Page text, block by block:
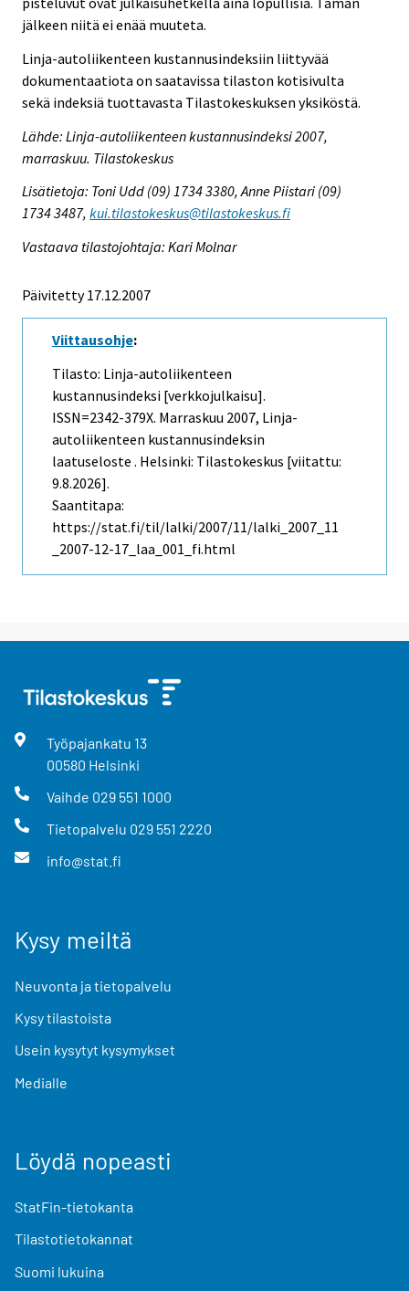
jälkeen niitä ei enää muuteta.
Linja-autoliikenteen kustannusindeksiin liittyvää
dokumentaatiota on saatavissa tilaston kotisivulta
sekä indeksiä tuottavasta Tilastokeskuksen yksiköstä.
Lähde: Linja-autoliikenteen kustannusindeksi 2007,
marraskuu. Tilastokeskus
Lisätietoja: Toni Udd (09) 1734 3380, Anne Piistari (09)
1734 3487, kui.tilastokeskus@tilastokeskus.fi
Vastaava tilastojohtaja: Kari Molnar
Päivitetty 17.12.2007
Viittausohje:
Tilasto: Linja-autoliikenteen
kustannusindeksi [verkkojulkaisu].
ISSN=2342-379X. Marraskuu 2007, Linja-
autoliikenteen kustannusindeksin
laatuseloste . Helsinki: Tilastokeskus [viitattu:
9.8.2026].
Saantitapa:
https://stat.fi/til/lalki/2007/11/lalki_2007_11
_2007-12-17_laa_001_fi.html
Työpajankatu 13
00580 Helsinki
Vaihde 029 551 1000
Tietopalvelu 029 551 2220
info@stat.fi
Kysy meiltä
Neuvonta ja tietopalvelu
Kysy tilastoista
Usein kysytyt kysymykset
Medialle
Löydä nopeasti
StatFin-tietokanta
Tilastotietokannat
Suomi lukuina